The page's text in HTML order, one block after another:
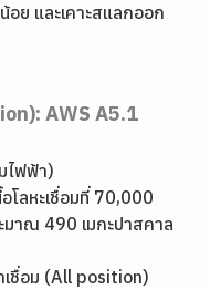
อย และเคาะสแลกออก
AWS A5.1
ไฟฟ้า)
โลหะเชื่อมที่ 70,000
าณ 490 เมกะปาสคาล
เชื่อม (All position)